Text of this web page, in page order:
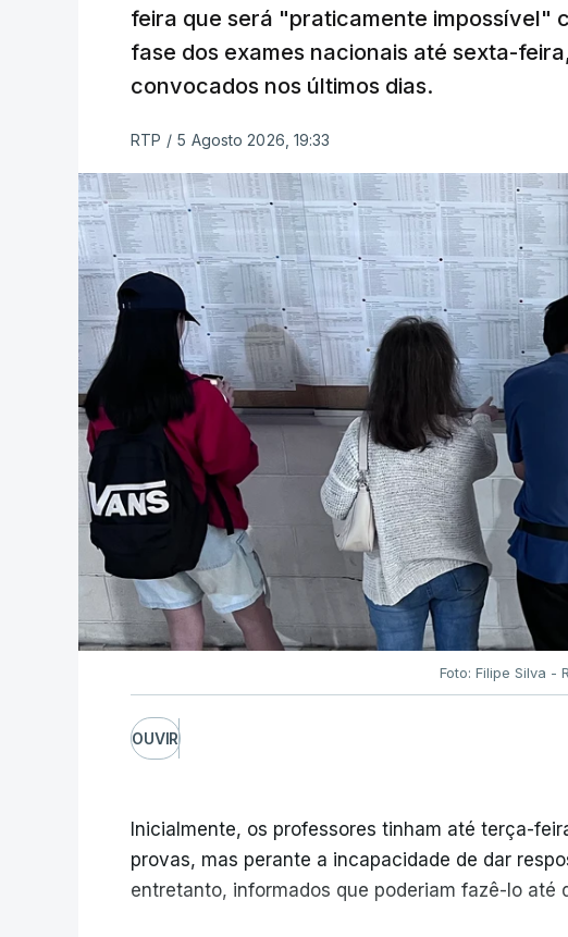
feira que será "praticamente impossível"
fase dos exames nacionais até sexta-
convocados nos últimos dias.
RTP / 5 Agosto 2026, 19:33
Foto: Filipe Silva -
OUVIR
Inicialmente, os professores tinham até terça-
provas, mas perante a incapacidade de dar
entretanto, informados que poderiam fazê-lo até